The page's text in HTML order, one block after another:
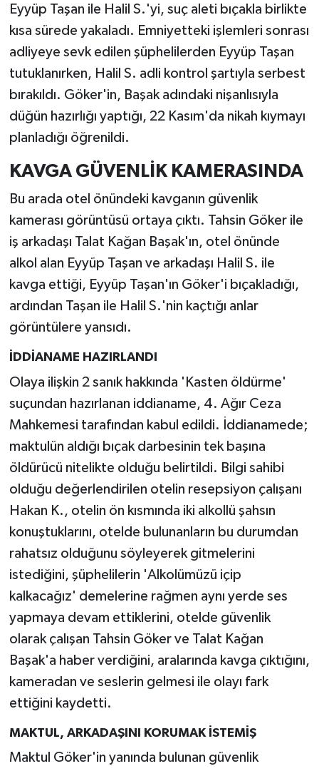
Eyyüp Taşan ile Halil S.'yi, suç aleti bıçakla birlikte
kısa sürede yakaladı. Emniyetteki işlemleri sonrası
adliyeye sevk edilen şüphelilerden Eyyüp Taşan
tutuklanırken, Halil S. adli kontrol şartıyla serbest
bırakıldı. Göker'in, Başak adındaki nişanlısıyla
düğün hazırlığı yaptığı, 22 Kasım'da nikah kıymayı
planladığı öğrenildi.
KAVGA GÜVENLİK KAMERASINDA
Bu arada otel önündeki kavganın güvenlik
kamerası görüntüsü ortaya çıktı. Tahsin Göker ile
iş arkadaşı Talat Kağan Başak'ın, otel önünde
alkol alan Eyyüp Taşan ve arkadaşı Halil S. ile
kavga ettiği, Eyyüp Taşan'ın Göker'i bıçakladığı,
ardından Taşan ile Halil S.'nin kaçtığı anlar
görüntülere yansıdı.
İDDİANAME HAZIRLANDI
Olaya ilişkin 2 sanık hakkında 'Kasten öldürme'
suçundan hazırlanan iddianame, 4. Ağır Ceza
Mahkemesi tarafından kabul edildi. İddianamede;
maktulün aldığı bıçak darbesinin tek başına
öldürücü nitelikte olduğu belirtildi. Bilgi sahibi
olduğu değerlendirilen otelin resepsiyon çalışanı
Hakan K., otelin ön kısmında iki alkollü şahsın
konuştuklarını, otelde bulunanların bu durumdan
rahatsız olduğunu söyleyerek gitmelerini
istediğini, şüphelilerin 'Alkolümüzü içip
kalkacağız' demelerine rağmen aynı yerde ses
yapmaya devam ettiklerini, otelde güvenlik
olarak çalışan Tahsin Göker ve Talat Kağan
Başak'a haber verdiğini, aralarında kavga çıktığını,
kameradan ve seslerin gelmesi ile olayı fark
ettiğini kaydetti.
MAKTUL, ARKADAŞINI KORUMAK İSTEMİŞ
Maktul Göker'in yanında bulunan güvenlik